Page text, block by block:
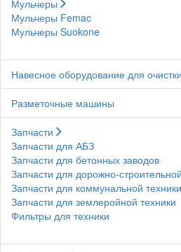
Мульчеры
Мульчеры Femac
Мульчеры Suokone
Навесное оборудование для
Разметочные машины
Запчасти
Запчасти для АБЗ
Запчасти для бетонных заводов
Запчасти для дорожно-
Запчасти для коммунальной
Запчасти для землеройной техники
Фильтры для техники